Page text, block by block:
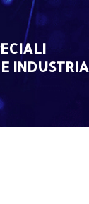
INDUSTRIA